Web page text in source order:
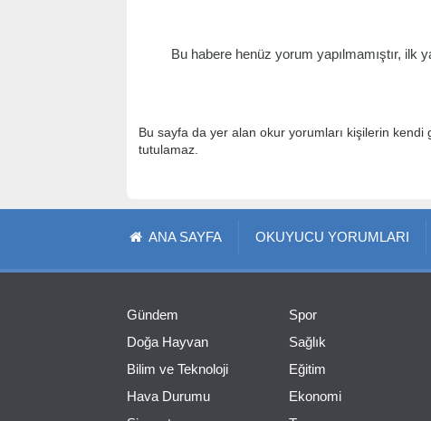
Bu habere henüz yorum yapılmamıştır, ilk
Bu sayfa da yer alan okur yorumları kişilerin kendi
tutulamaz.
ANA SAYFA OKUYUCU YORUMLARI
Gündem
Doğa Hayvan
Bilim ve Teknoloji
Hava Durumu
Spor
Sağlık
Eğitim
Ekonomi